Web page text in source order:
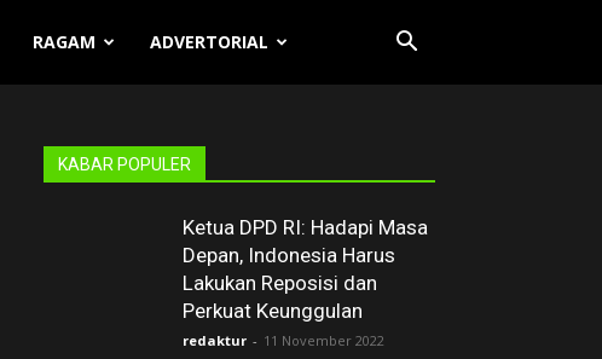
RAGAM ADVERTORIAL
KABAR POPULER
Ketua DPD RI: Hadapi Masa
Depan, Indonesia Harus
Lakukan Reposisi dan
Perkuat Keunggulan
redaktur - 11 November 2022